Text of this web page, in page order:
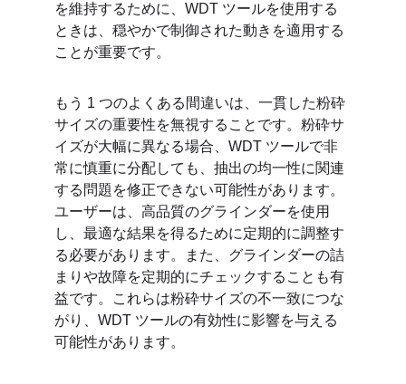
を維持するために、WDT ツールを使用する
ときは、穏やかで制御された動きを適用する
ことが重要です。
もう 1 つのよくある間違いは、一貫した粉砕
サイズの重要性を無視することです。粉砕サ
イズが大幅に異なる場合、WDT ツールで非
常に慎重に分配しても、抽出の均一性に関連
する問題を修正できない可能性があります。
ユーザーは、高品質のグラインダーを使用
し、最適な結果を得るために定期的に調整す
る必要があります。また、グラインダーの詰
まりや故障を定期的にチェックすることも有
益です。これらは粉砕サイズの不一致につな
がり、WDT ツールの有効性に影響を与える
可能性があります。